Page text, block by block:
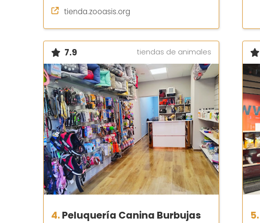
tienda.zooasis.org
7.9 tiendas de animales
4.Peluquería Canina Burbujas 5.